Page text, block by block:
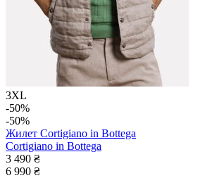
3XL
-50%
-50%
Жилет Cortigiano in Bottega
Cortigiano in Bottega
3 490 ₴
6 990 ₴